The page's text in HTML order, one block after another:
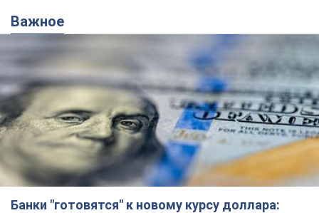
Важное
Банки "готовятся" к новому курсу доллара: